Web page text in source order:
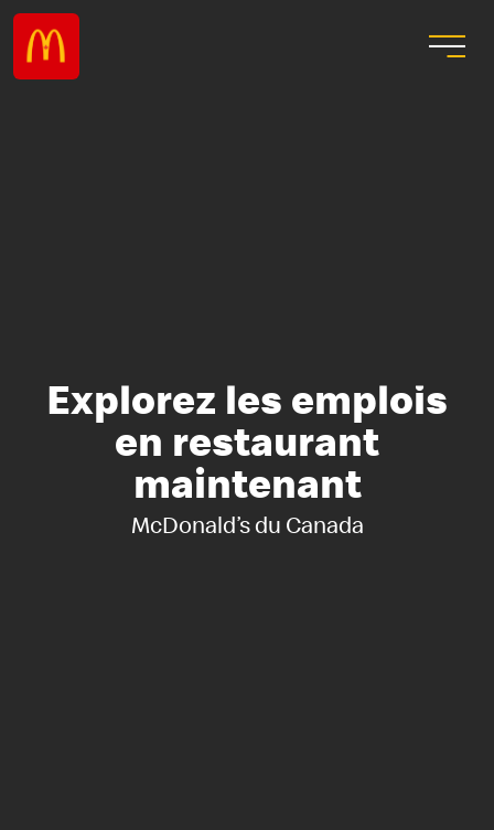
Explorez les emplois
en restaurant
maintenant
McDonald’s du Canada